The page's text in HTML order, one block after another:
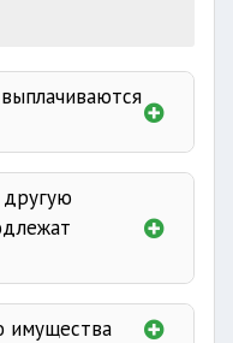
местность
имущества